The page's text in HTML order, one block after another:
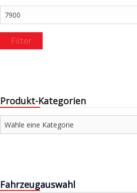
Max.
Preis
Filter
Produkt-Kategorien
Fahrzeugauswahl